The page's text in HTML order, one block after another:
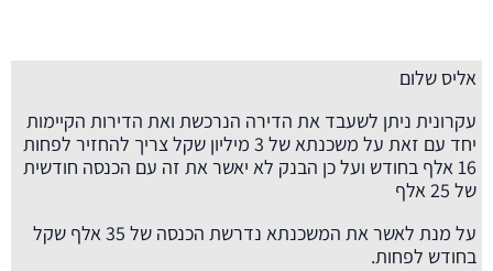
אליס שלום
עקרונית ניתן לשעבד את הדירה הנרכשת ואת הדירות הקיימות
יחד עם זאת על משכנתא של 3 מיליון שקל צריך להחזיר לפחות
16 אלף בחודש ועל כן הבנק לא יאשר את זה עם הכנסה חודשית
של 25 אלף
על מנת לאשר את המשכנתא נדרשת הכנסה של 35 אלף שקל
בחודש לפחות.